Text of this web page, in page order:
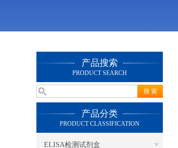
产品搜索
PRODUCT SEARCH
产品分类
PRODUCT CLASSIFICATION
ELISA检测试剂盒